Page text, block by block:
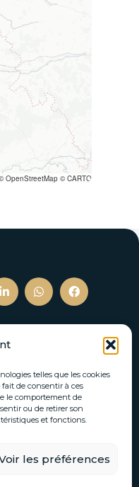
telles que les cookies
de consentir à ces
le comportement de
ou de retirer son
et fonctions.
les préférences
OpenStreetMap © CARTO
par
email.
S'INSCRIRE